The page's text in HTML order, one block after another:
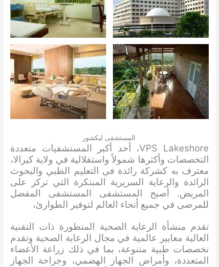
المستشفى ليكشور
VPS Lakeshore، أحد أكبر المستشفيات متعددة
التخصصات وأكثرها شمولاً واستقلالية في ولاية كيرالا،
معترف به كشركة رائدة في التعليم الطبي والبحوث
الرائدة والرعاية السريرية المبتكرة التي تركز على
المريض. أصبح المستشفى المستشفى المفضل
للمرضى في جميع أنحاء العالم لتوفير الطوارئ،
تقدم منشأة الرعاية الصحية المتطورة ذات التقنية
العالية معايير عالمية في مجال الرعاية الصحية وتقدم
تخصصات طبية متنوعة، بما في ذلك زراعة الأعضاء
المتعددة، وأمراض الجهاز الهضمي، وجراحة الجهاز